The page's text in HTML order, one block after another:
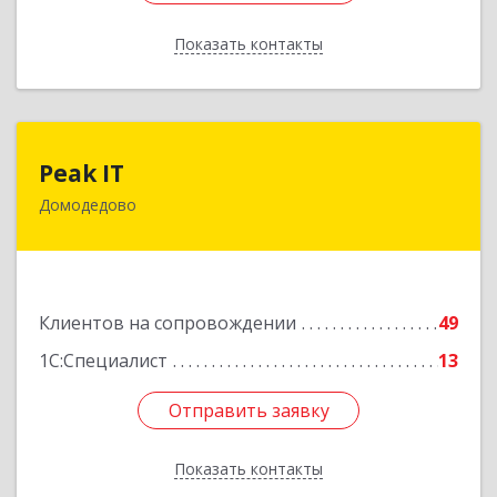
Показать контакты
Назад
Peak IT
Домодедово
Клиентов на сопровождении
49
1С:Специалист
13
Отправить заявку
Показать контакты
142073, Московская обл, Домодедово г,
Отправить заявку
Назад